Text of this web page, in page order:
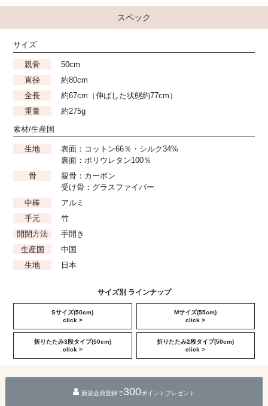
スペック
サイズ
親骨
50cm
直径
約80cm
全長
約67cm（伸ばした状態約77cm）
重量
約275g
素材/生産国
生地
表面：コットン66％・シルク34%
裏面：ポリウレタン100％
骨
親骨：カーボン
受け骨：グラスファイバー
中棒
アルミ
手元
竹
開閉方法
手開き
生産国
中国
生地
日本
サイズ別 ラインナップ
Sサイズ(50cm)
click >
Mサイズ(55cm)
click >
折りたたみ3段タイプ(50cm)
click >
折りたたみ2段タイプ(50cm)
click >
新規会員登録で300ポイントプレゼント